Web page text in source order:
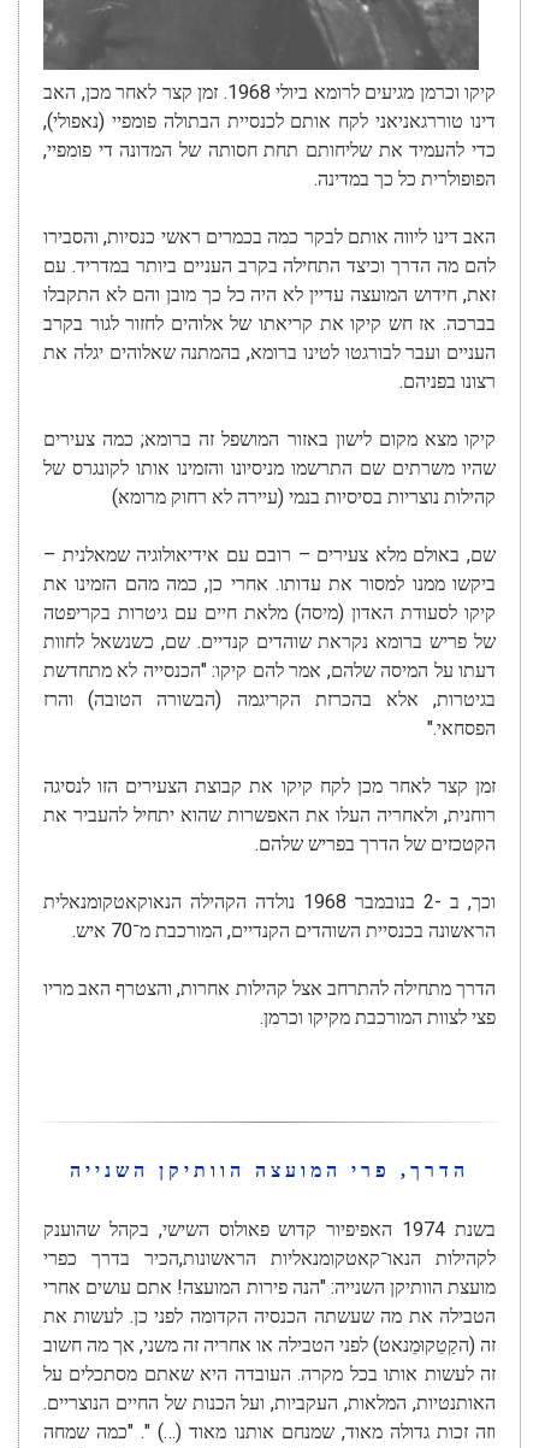
קיקו וכרמן מגיעים לרומא ביולי 1968. זמן קצר לאחר מכן, האב
דינו טוררגאניאני לקח אותם לכנסיית הבתולה פומפיי (נאפולי),
כדי להעמיד את שליחותם תחת חסותה של המדונה די פומפיי,
הפופולרית כל כך במדינה.
האב דינו ליווה אותם לבקר כמה בכמרים ראשי כנסיות, והסבירו
להם מה הדרך וכיצד התחילה בקרב העניים ביותר במדריד. עם
זאת, חידוש המועצה עדיין לא היה כל כך מובן והם לא התקבלו
בברכה. אז חש קיקו את קריאתו של אלוהים לחזור לגור בקרב
העניים ועבר לבורגטו לטינו ברומא, בהמתנה שאלוהים יגלה את
רצונו בפניהם.
קיקו מצא מקום לישון באזור המושפל זה ברומא; כמה צעירים
שהיו משרתים שם התרשמו מניסיונו והזמינו אותו לקונגרס של
קהילות נוצריות בסיסיות בנמי (עיירה לא רחוק מרומא)
שם, באולם מלא צעירים – רובם עם אידיאולוגיה שמאלנית –
ביקשו ממנו למסור את עדותו. אחרי כן, כמה מהם הזמינו את
קיקו לסעודת האדון (מיסה) מלאת חיים עם גיטרות בקריפטה
של פריש ברומא נקראת שוהדים קנדיים. שם, כשנשאל לחוות
דעתו על המיסה שלהם, אמר להם קיקו: "הכנסייה לא מתחדשת
בגיטרות, אלא בהכרזת הקריגמה (הבשורה הטובה) והרז
הפסחאי."
זמן קצר לאחר מכן לקח קיקו את קבוצת הצעירים הזו לנסיגה
רוחנית, ולאחריה העלו את האפשרות שהוא יתחיל להעביר את
הקטכזים של הדרך בפריש שלהם.
וכך, ב -2 בנובמבר 1968 נולדה הקהילה הנאוקאטקומנאלית
הראשונה בכנסיית השוהדים הקנדיים, המורכבת מ־70 איש.
הדרך מתחילה להתרחב אצל קהילות אחרות, והצטרף האב מריו
פצי לצוות המורכבת מקיקו וכרמן.
הדרך, פרי המועצה הוותיקן השנייה
בשנת 1974 האפיפיור קדוש פאולוס השישי, בקהל שהוענק
לקהילות הנאו־קאטקומנאליות הראשונות,הכיר בדרך כפרי
מועצת הוותיקן השנייה: "הנה פירות המועצה! אתם עושים אחרי
הטבילה את מה שעשתה הכנסיה הקדומה לפני כן. לעשות את
זה (הקַטֵקוּמֵנאט) לפני הטבילה או אחריה זה משני, אך מה חשוב
זה לעשות אותו בכל מקרה. העובדה היא שאתם מסתכלים על
האותנטיות, המלאות, העקביות, ועל הכנות של החיים הנוצריים.
וזה זכות גדולה מאוד, שמנחם אותנו מאוד (…) ". "כמה שמחה